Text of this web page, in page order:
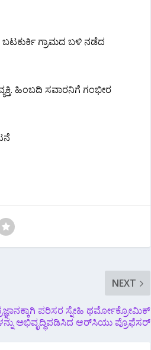
ಬಟಕುರ್ಕಿ ಗ್ರಾಮದ ಬಳಿ ನಡೆದ
ಹಿಂಬದಿ ಸವಾರನಿಗೆ ಗಂಭೀರ
NEXT
ಪರಿಸರ ಸ್ನೇಹಿ ಥರ್ಮೋಕ್ರೋಮಿಕ್
ಅಭಿವೃದ್ಧಿಪಡಿಸಿದ ಆರ್‌ಸಿಯು ಪ್ರೊಫೆಸರ್